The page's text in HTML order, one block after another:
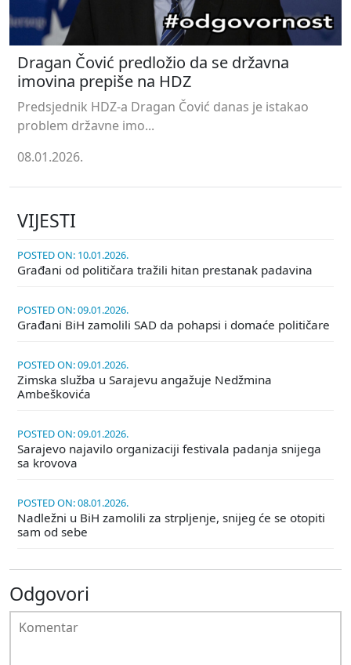
Dragan Čović predložio da se državna
imovina prepiše na HDZ
Predsjednik HDZ-a Dragan Čović danas je istakao
problem državne imo...
08.01.2026.
VIJESTI
POSTED ON: 10.01.2026.
Građani od političara tražili hitan prestanak padavina
POSTED ON: 09.01.2026.
Građani BiH zamolili SAD da pohapsi i domaće političare
POSTED ON: 09.01.2026.
Zimska služba u Sarajevu angažuje Nedžmina
Ambeškovića
POSTED ON: 09.01.2026.
Sarajevo najavilo organizaciji festivala padanja snijega
sa krovova
POSTED ON: 08.01.2026.
Nadležni u BiH zamolili za strpljenje, snijeg će se otopiti
sam od sebe
Odgovori